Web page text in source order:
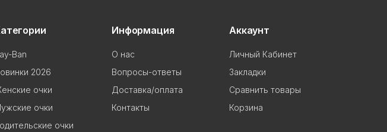
Ban
2026
очки
очки
очки
Информация
О нас
Вопросы-ответы
Доставка/оплата
Контакты
Аккаунт
Личный Кабинет
Закладки
Сравнить товары
Корзина